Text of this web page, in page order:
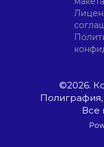
©2026.
Полиграфия,
Все